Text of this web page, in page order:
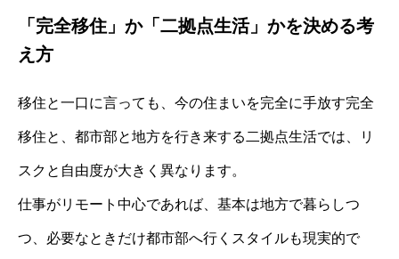
「完全移住」か「二拠点生活」かを決める考
え方
移住と一口に言っても、今の住まいを完全に手放す完全
移住と、都市部と地方を行き来する二拠点生活では、リ
スクと自由度が大きく異なります。
仕事がリモート中心であれば、基本は地方で暮らしつ
つ、必要なときだけ都市部へ行くスタイルも現実的で